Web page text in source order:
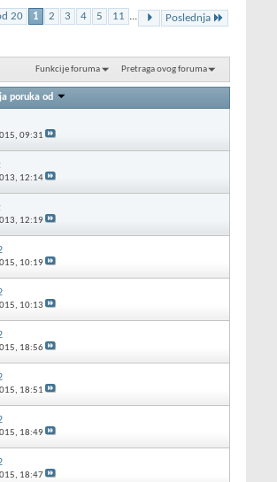
20 1 2 3 4 5 11 ... Poslednja
Funkcije foruma Pretraga ovog foruma
poruka od
09:31
12:14
12:19
10:19
10:13
18:56
18:51
18:49
18:47